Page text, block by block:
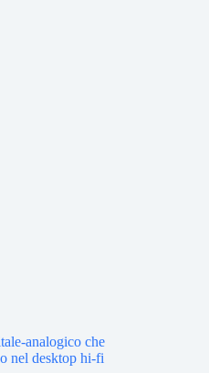
analogico che
nel desktop hi-fi